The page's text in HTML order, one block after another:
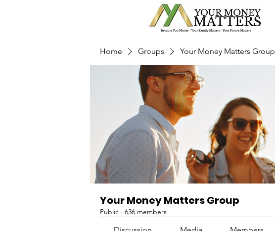
Home Groups Your Money Matters Group
Your Money Matters Group
Public · 636 members